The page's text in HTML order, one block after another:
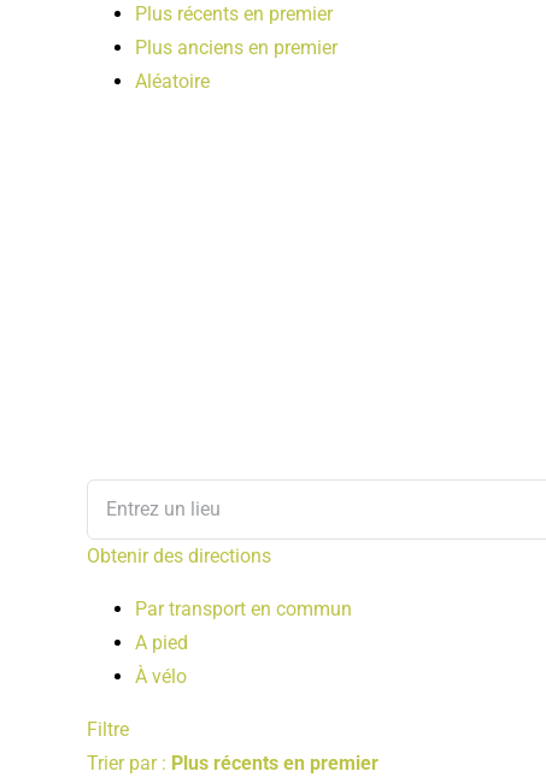
Plus récents en premier
Plus anciens en premier
Aléatoire
Obtenir des directions
Par transport en commun
A pied
À vélo
Filtre
Trier par : Plus récents en premier